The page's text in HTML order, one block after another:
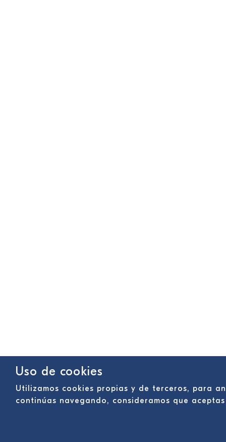
Uso de cookies
Utilizamos cookies propias y de terceros, para
continúas navegando, consideramos que